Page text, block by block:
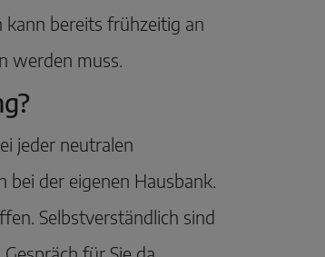
bereits frühzeitig an
werden muss.
jeder neutralen
bei der eigenen Hausbank.
Selbstverständlich sind